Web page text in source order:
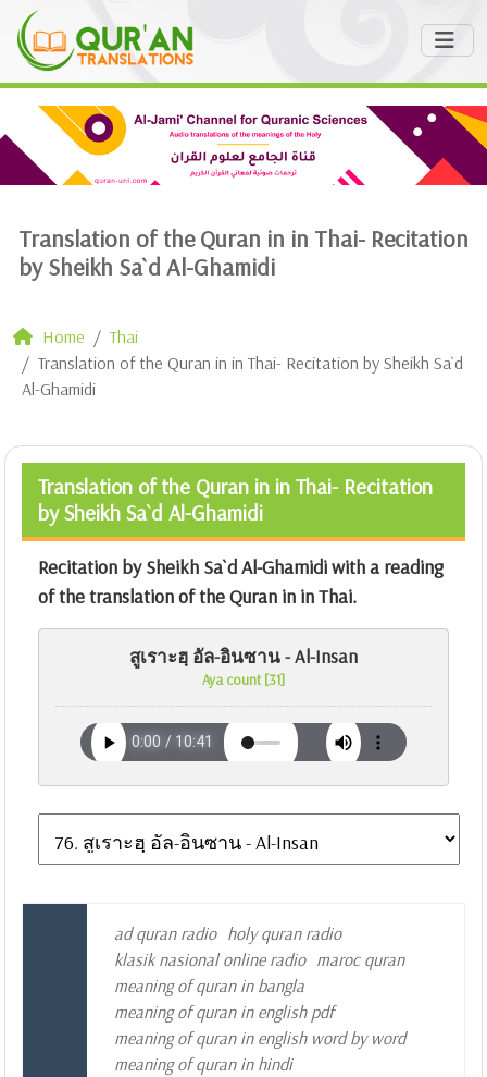
Translation of the Quran in in Thai- Recitation
by Sheikh Sa`d Al-Ghamidi
Home
Thai
Translation of the Quran in in Thai- Recitation by Sheikh Sa`d
Al-Ghamidi
Translation of the Quran in in Thai- Recitation
by Sheikh Sa`d Al-Ghamidi
Recitation by Sheikh Sa`d Al-Ghamidi with a reading
of the translation of the Quran in in Thai.
สูเราะฮฺ อัล-อินซาน - Al-Insan
Aya count [31]
ad quran radio holy quran radio
klasik nasional online radio maroc quran
meaning of quran in bangla
meaning of quran in english pdf
meaning of quran in english word by word
meaning of quran in hindi